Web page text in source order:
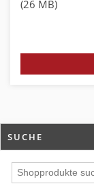
(26 MB)
SUCHE